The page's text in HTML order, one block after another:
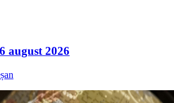
august 2026